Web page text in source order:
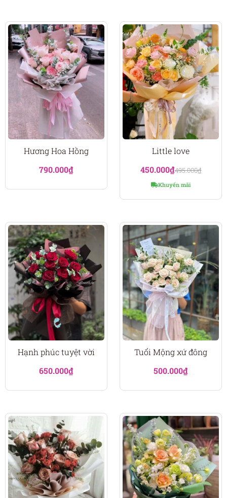
Hương Hoa Hồng
790.000₫
Little love
450.000₫495.000₫
Khuyến mãi
Hạnh phúc tuyệt vời
650.000₫
Tuổi Mộng xứ đông
500.000₫